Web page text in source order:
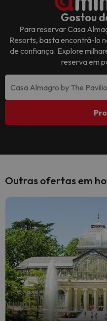
Gostou
Para reservarCasa
Resorts, basta encontrá-lo
de confiança. Explore
reserva em
Outras ofertas em